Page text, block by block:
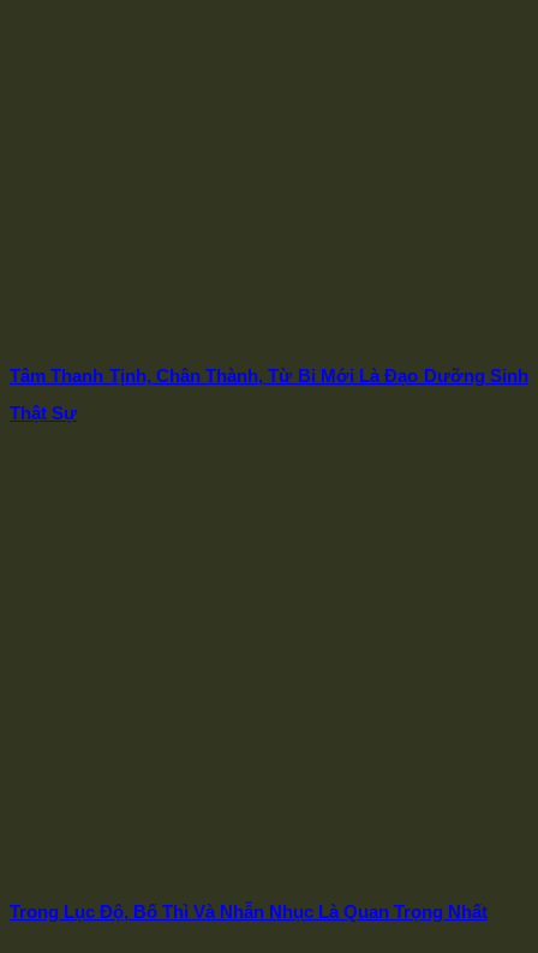
Tâm Thanh Tịnh, Chân Thành, Từ Bi Mới Là Đạo Dưỡng Sinh
Thật Sự
Trong Lục Độ, Bố Thì Và Nhẫn Nhục Là Quan Trọng Nhất